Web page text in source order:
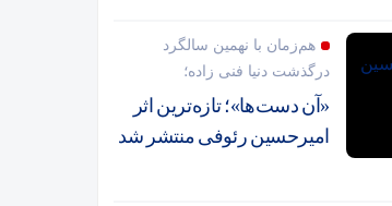
هم‌زمان با نهمین سالگرد
درگذشت دنیا فنی زاده؛
«آن دست‌ها»؛ تازه‌ترین اثر
امیرحسین رئوفی منتشر شد